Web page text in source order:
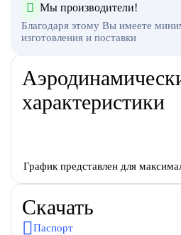
Мы производители!
Благодаря этому Вы имеете
изготовления и поставки
характеристики
График представлен для
Скачать
Паспорт